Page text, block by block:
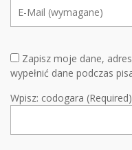
Zapisz moje dane,
wypełnić dane podczas
Wpisz: codogara (Required)